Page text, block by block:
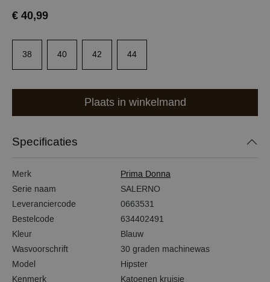
€ 40,99
38 40 42 44
Plaats in winkelmand
Specificaties
Merk
Prima Donna
Serie naam
SALERNO
Leveranciercode
0663531
Bestelcode
634402491
Kleur
Blauw
Wasvoorschrift
30 graden machinewas
Model
Hipster
Kenmerk
Katoenen kruisje